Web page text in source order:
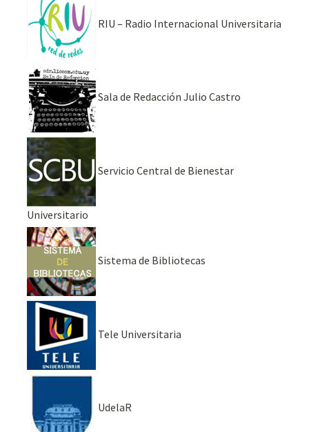
RIU – Radio Internacional Universitaria
Sala de Redacción Julio Castro
Servicio Central de Bienestar
Universitario
Sistema de Bibliotecas
Tele Universitaria
UdelaR